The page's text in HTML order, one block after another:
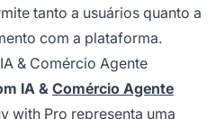
tanto a usuários quanto a
com a plataforma.
& Comércio Agente
IA & Comércio Agente
with Pro representa uma